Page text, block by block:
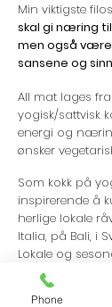
Min viktigste
skal gi næring
men også
sansene og
All mat lages
yogisk/sattvisk
energi og
ønsker
Som kokk på
inspirerende å
herlige lokale
Italia, på Bali, i
Lokale og
det aller beste
Ayurvedisk-
Phone